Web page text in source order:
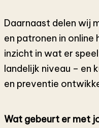
Daarnaast delen wij
en patronen in
inzicht in wat er
landelijk niveau – en
en preventie
Wat gebeurt er met